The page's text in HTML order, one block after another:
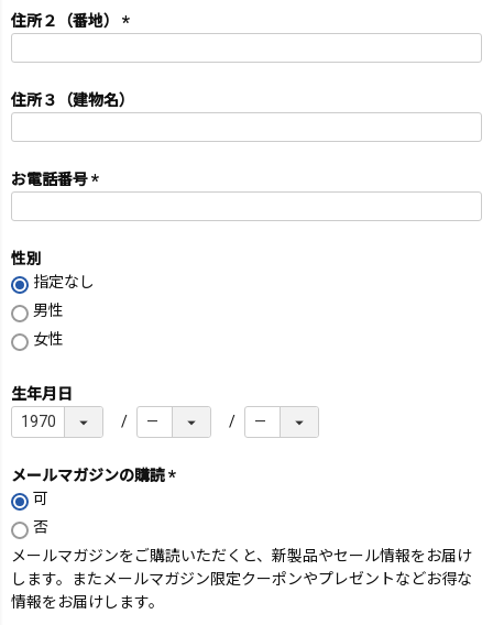
住所２（番地）
須)
住所３（建物名）
お電話番号
須)
性別
指定なし
男性
女性
生年月日
メールマガジンの購読
可
否
メールマガジンをご購読いただくと、新製品やセール情報をお届け
します。またメールマガジン限定クーポンやプレゼントなどお得な
情報をお届けします。